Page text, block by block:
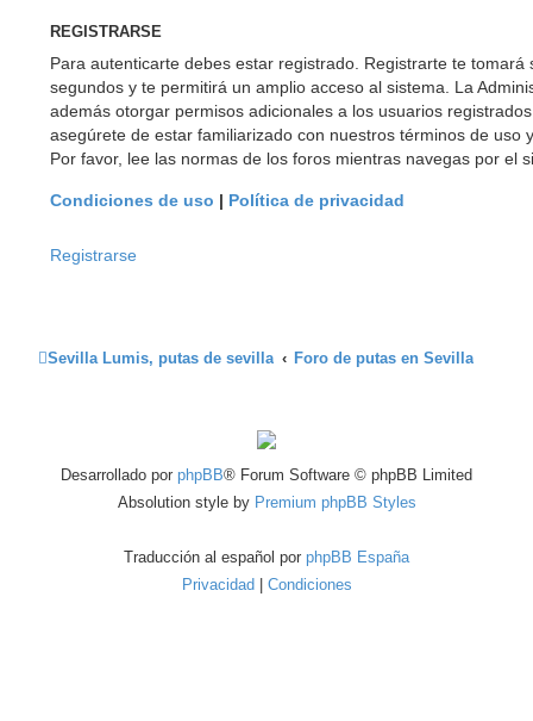
REGISTRARSE
Para autenticarte debes estar registrado. Registrarte te tomará
segundos y te permitirá un amplio acceso al sistema. La
además otorgar permisos adicionales a los usuarios
asegúrete de estar familiarizado con nuestros términos de uso
Por favor, lee las normas de los foros mientras navegas por el
Condiciones de uso | Política de privacidad
Registrarse
Sevilla Lumis, putas de sevilla Foro de putas en Sevilla
Desarrollado por phpBB® Forum Software © phpBB Limited
Absolution style by Premium phpBB Styles
Traducción al español por phpBB España
Privacidad| Condiciones